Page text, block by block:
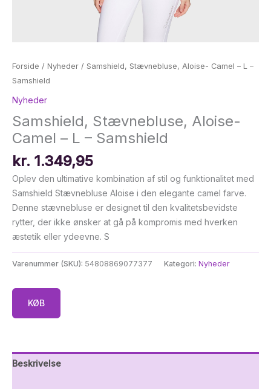
Forside / Nyheder / Samshield, Stævnebluse, Aloise- Camel – L –
Samshield
Nyheder
Samshield, Stævnebluse, Aloise-
Camel – L – Samshield
kr. 1.349,95
Oplev den ultimative kombination af stil og funktionalitet med
Samshield Stævnebluse Aloise i den elegante camel farve.
Denne stævnebluse er designet til den kvalitetsbevidste
rytter, der ikke ønsker at gå på kompromis med hverken
æstetik eller ydeevne. S
Varenummer (SKU): 54808869077377 Kategori: Nyheder
KØB
Beskrivelse